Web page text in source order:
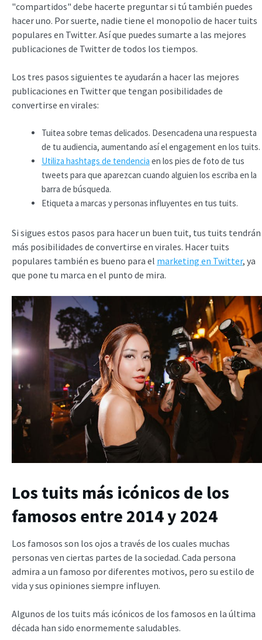
"compartidos" debe hacerte preguntar si tú también puedes
hacer uno. Por suerte, nadie tiene el monopolio de hacer tuits
populares en Twitter. Así que puedes sumarte a las mejores
publicaciones de Twitter de todos los tiempos.
Los tres pasos siguientes te ayudarán a hacer las mejores
publicaciones en Twitter que tengan posibilidades de
convertirse en virales:
Tuitea sobre temas delicados. Desencadena una respuesta
de tu audiencia, aumentando así el engagement en los tuits.
Utiliza hashtags de tendencia en los pies de foto de tus
tweets para que aparezcan cuando alguien los escriba en la
barra de búsqueda.
Etiqueta a marcas y personas influyentes en tus tuits.
Si sigues estos pasos para hacer un buen tuit, tus tuits tendrán
más posibilidades de convertirse en virales. Hacer tuits
populares también es bueno para el marketing en Twitter, ya
que pone tu marca en el punto de mira.
Los tuits más icónicos de los
famosos entre 2014 y 2024
Los famosos son los ojos a través de los cuales muchas
personas ven ciertas partes de la sociedad. Cada persona
admira a un famoso por diferentes motivos, pero su estilo de
vida y sus opiniones siempre influyen.
Algunos de los tuits más icónicos de los famosos en la última
década han sido enormemente saludables.